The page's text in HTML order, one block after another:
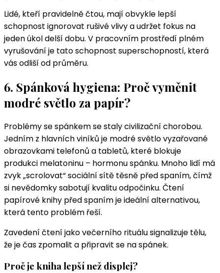
Lidé, kteří pravidelně čtou, mají obvykle lepší
schopnost ignorovat rušivé vlivy a udržet fokus na
jeden úkol delší dobu. V pracovním prostředí plném
vyrušování je tato schopnost superschopností, která
vás odliší od průměru.
6. Spánková hygiena: Proč vyměnit
modré světlo za papír?
Problémy se spánkem se staly civilizační chorobou.
Jedním z hlavních viníků je modré světlo vyzařované
obrazovkami telefonů a tabletů, které blokuje
produkci melatoninu – hormonu spánku. Mnoho lidí má
zvyk „scrolovat“ sociální sítě těsně před spaním, čímž
si nevědomky sabotují kvalitu odpočinku. Čtení
papírové knihy před spaním je ideální alternativou,
která tento problém řeší.
Zavedení čtení jako večerního rituálu signalizuje tělu,
že je čas zpomalit a připravit se na spánek.
Proč je kniha lepší než displej?